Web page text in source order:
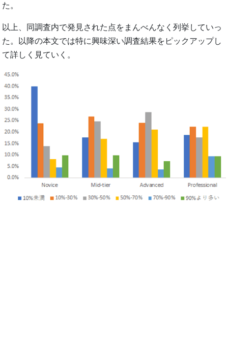
た。
以上、同調査内で発見された点をまんべんなく列挙していっ
た。以降の本文では特に興味深い調査結果をピックアップし
て詳しく見ていく。